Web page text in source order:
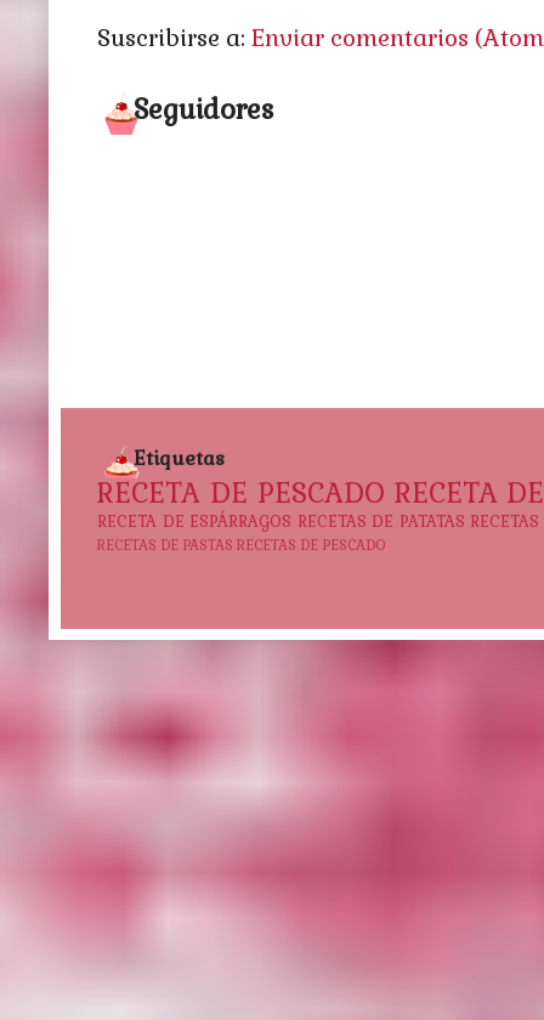
Suscribirse a: Enviar comentarios
Seguidores
Etiquetas
RECETA DE PESCADO RECETA
RECETA DE ESPÁRRAGOS RECETAS DE PATATAS
RECETAS DE PASTAS RECETAS DE PESCADO